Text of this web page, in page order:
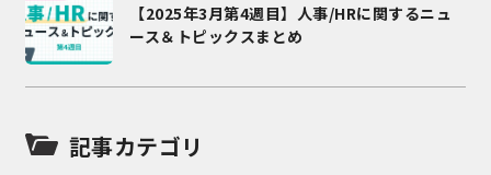
【2025年3月第4週目】人事/HRに関するニュ
ース＆トピックスまとめ
記事カテゴリ